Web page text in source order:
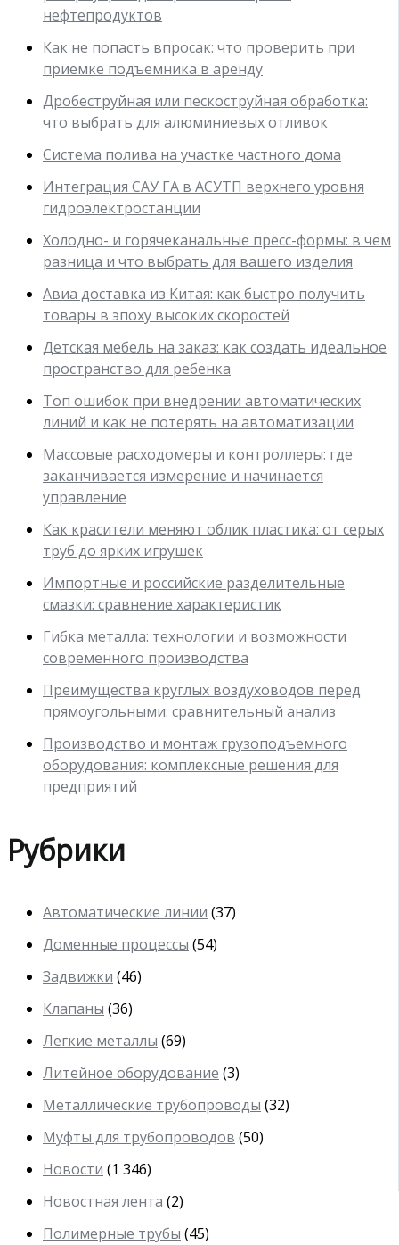
нефтепродуктов
Как не попасть впросак: что проверить при
приемке подъемника в аренду
Дробеструйная или пескоструйная обработка:
что выбрать для алюминиевых отливок
Система полива на участке частного дома
Интеграция САУ ГА в АСУТП верхнего уровня
гидроэлектростанции
Холодно- и горячеканальные пресс-формы: в чем
разница и что выбрать для вашего изделия
Авиа доставка из Китая: как быстро получить
товары в эпоху высоких скоростей
Детская мебель на заказ: как создать идеальное
пространство для ребенка
Топ ошибок при внедрении автоматических
линий и как не потерять на автоматизации
Массовые расходомеры и контроллеры: где
заканчивается измерение и начинается
управление
Как красители меняют облик пластика: от серых
труб до ярких игрушек
Импортные и российские разделительные
смазки: сравнение характеристик
Гибка металла: технологии и возможности
современного производства
Преимущества круглых воздуховодов перед
прямоугольными: сравнительный анализ
Производство и монтаж грузоподъемного
оборудования: комплексные решения для
предприятий
Рубрики
Автоматические линии (37)
Доменные процессы (54)
Задвижки (46)
Клапаны (36)
Легкие металлы (69)
Литейное оборудование (3)
Металлические трубопроводы (32)
Муфты для трубопроводов (50)
Новости (1 346)
Новостная лента (2)
Полимерные трубы (45)